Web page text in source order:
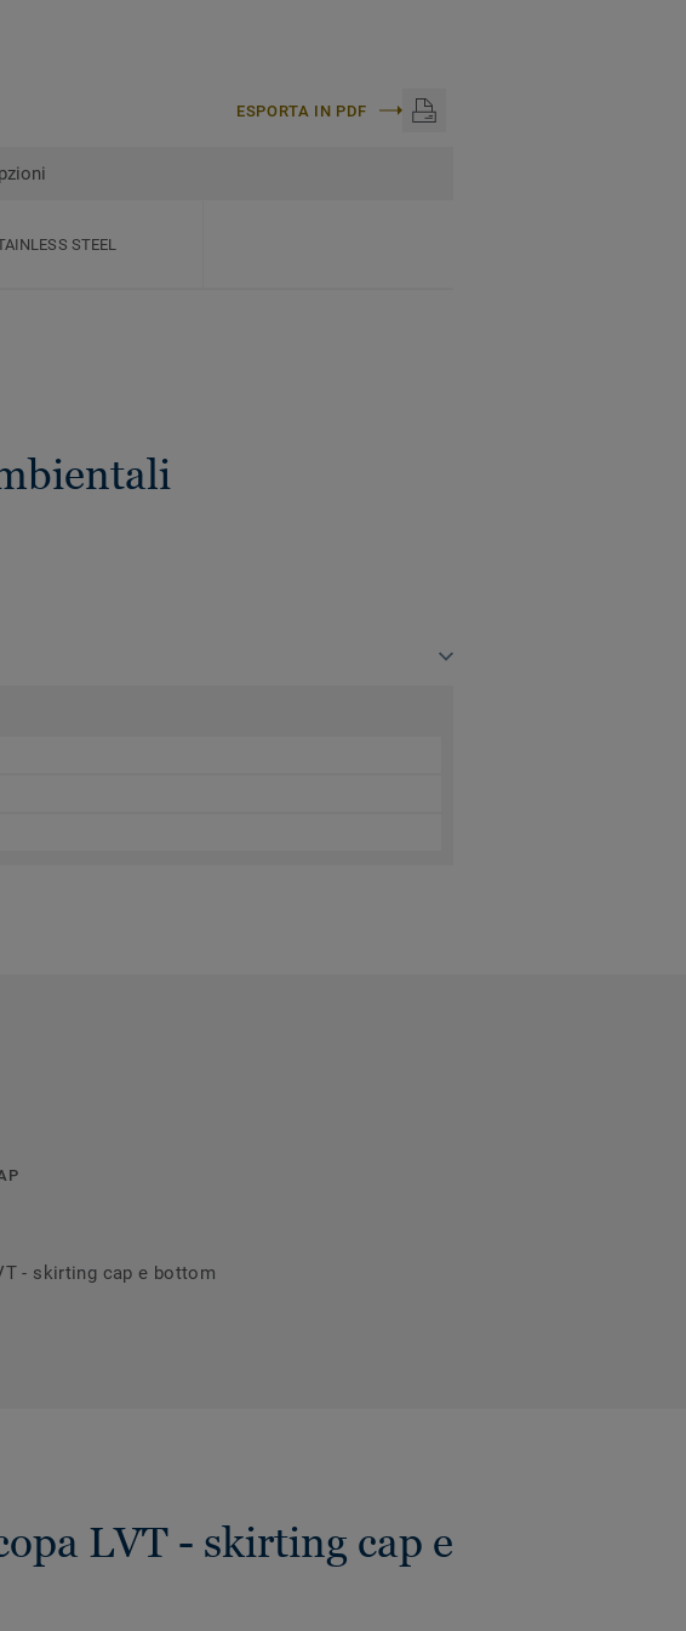
ESPORTA IN PDF
STEEL
- skirting cap e bottom
LVT - skirting cap e